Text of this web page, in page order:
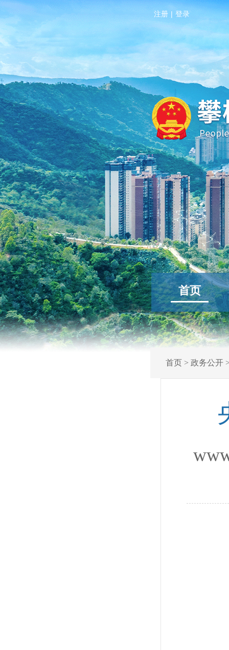
注册 | 登录
首页
首页> 政务公开